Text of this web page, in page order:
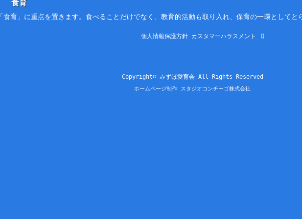
食育
「食育」に重点を置きます。食べることだけでなく、教育的活動も取り入れ、保育の一環としてと
個人情報保護方針 カスタマーハラスメント
Copyright© みずほ愛育会 All Rights Reserved
ホームページ制作 スタジオコンチーゴ株式会社